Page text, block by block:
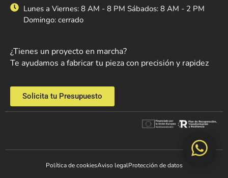
Lunes a Viernes: 8 AM - 8 PM Sábados: 8 AM - 2 PM
Domingo: cerrado
¿Tienes un proyecto en marcha?
Te ayudamos a fabricar tu pieza con precisión y rapidez
Solicita tu Presupuesto
Política de cookiesAviso legalProtección de datos